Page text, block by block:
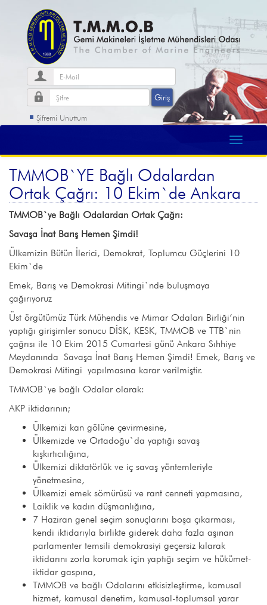
Şifremi Unuttum
TMMOB`YE Bağlı Odalardan
Ortak Çağrı: 10 Ekim`de Ankara
TMMOB`ye Bağlı Odalardan Ortak Çağrı:
Savaşa İnat Barış Hemen Şimdi!
Ülkemizin Bütün İlerici, Demokrat, Toplumcu Güçlerini 10
Ekim`de
Emek, Barış ve Demokrasi Mitingi`nde buluşmaya
çağırıyoruz
Üst örgütümüz Türk Mühendis ve Mimar Odaları Birliği‘nin
yaptığı girişimler sonucu DİSK, KESK, TMMOB ve TTB`nin
çağrısı ile 10 Ekim 2015 Cumartesi günü Ankara Sıhhiye
Meydanında Savaşa İnat Barış Hemen Şimdi! Emek, Barış ve
Demokrasi Mitingi yapılmasına karar verilmiştir.
TMMOB`ye bağlı Odalar olarak:
AKP iktidarının;
Ülkemizi kan gölüne çevirmesine,
Ülkemizde ve Ortadoğu`da yaptığı savaş
kışkırtıcılığına,
Ülkemizi diktatörlük ve iç savaş yöntemleriyle
yönetmesine,
Ülkemizi emek sömürüsü ve rant cenneti yapmasına,
Laiklik ve kadın düşmanlığına,
7 Haziran genel seçim sonuçlarını boşa çıkarması,
kendi iktidarıyla birlikte giderek daha fazla aşınan
parlamenter temsili demokrasiyi geçersiz kılarak
iktidarını zorla korumak için yaptığı seçim ve hükümet-
iktidar gaspına,
TMMOB ve bağlı Odalarını etkisizleştirme, kamusal
hizmet, kamusal denetim, kamusal-toplumsal yarar